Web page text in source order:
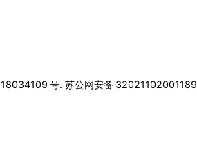
18034109 号. 苏公网安备 32021102001189